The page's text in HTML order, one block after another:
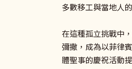
多數移工與當地人
在這種孤立挑戰中
彌撒，成為以菲律
體聖事的慶祝活動